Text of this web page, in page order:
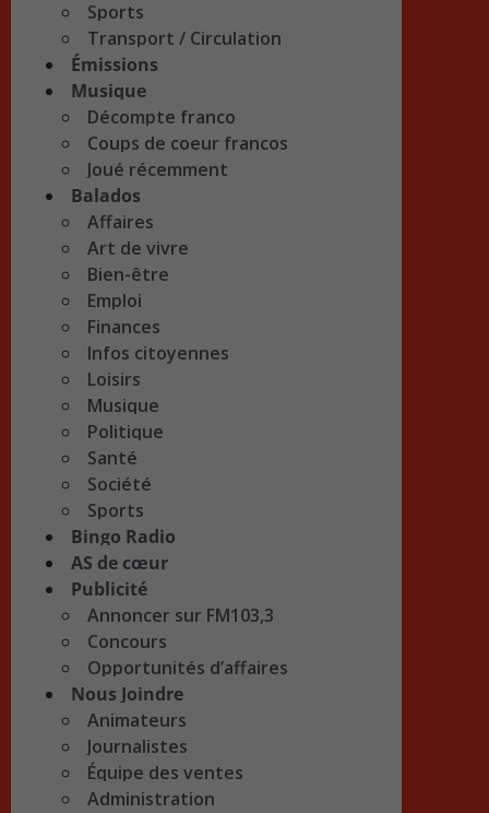
Sports
Transport / Circulation
Émissions
Musique
Décompte franco
Coups de coeur francos
Joué récemment
Balados
Affaires
Art de vivre
Bien-être
Emploi
Finances
Infos citoyennes
Loisirs
Musique
Politique
Santé
Société
Sports
Bingo Radio
AS de cœur
Publicité
Annoncer sur FM103,3
Concours
Opportunités d’affaires
Nous Joindre
Animateurs
Journalistes
Équipe des ventes
Administration